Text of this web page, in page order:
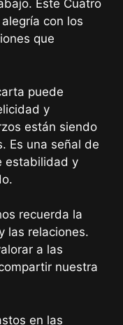
Este Cuatro
con los
que
puede
y
están siendo
Es una señal de
estabilidad y
recuerda la
las relaciones.
a las
nuestra
en las